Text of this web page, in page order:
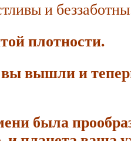
и
плотности.
вышли и
была